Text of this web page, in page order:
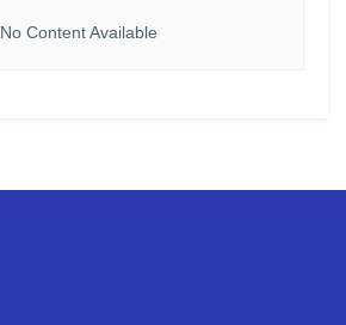
No Content Available